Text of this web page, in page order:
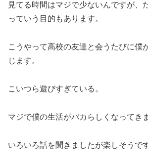
見てる時間はマジで少ないんですが、
っていう目的もあります。
こうやって高校の友達と会うたびに僕
じます。
こいつら遊びすぎている。
マジで僕の生活がバカらしくなってき
いろいろ話を聞きましたが楽しそうで